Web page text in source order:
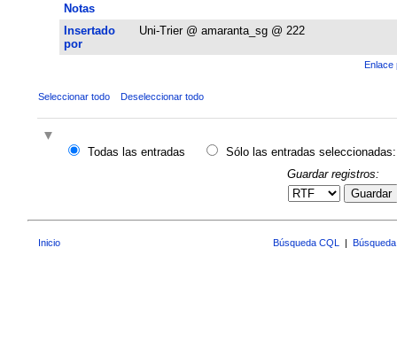
Notas
Insertado
por
Uni-Trier @ amaranta_sg @ 222
Enlace
Seleccionar todo Deseleccionar todo
Todas las entradas
Sólo las entradas seleccionadas:
Guardar registros:
Guardar
Inicio Búsqueda CQL